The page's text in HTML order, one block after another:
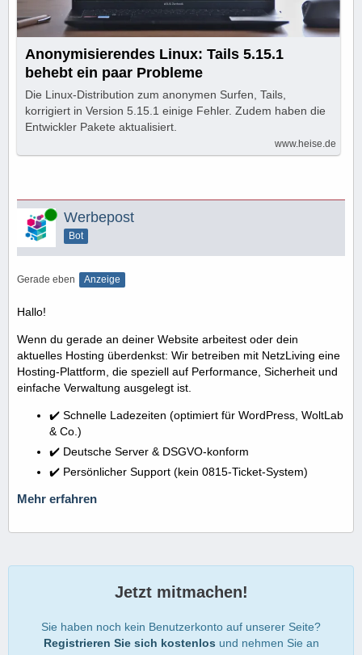
Anonymisierendes Linux: Tails 5.15.1
behebt ein paar Probleme
Die Linux-Distribution zum anonymen Surfen, Tails,
korrigiert in Version 5.15.1 einige Fehler. Zudem haben die
Entwickler Pakete aktualisiert.
www.heise.de
Online Werbepost
Bot
Gerade eben Anzeige
Hallo!
Wenn du gerade an deiner Website arbeitest oder dein
aktuelles Hosting überdenkst: Wir betreiben mit NetzLiving eine
Hosting-Plattform, die speziell auf Performance, Sicherheit und
einfache Verwaltung ausgelegt ist.
✔️ Schnelle Ladezeiten (optimiert für WordPress, WoltLab
& Co.)
✔️ Deutsche Server & DSGVO-konform
✔️ Persönlicher Support (kein 0815-Ticket-System)
Mehr erfahren
Jetzt mitmachen!
Sie haben noch kein Benutzerkonto auf unserer Seite?
Registrieren Sie sich kostenlos und nehmen Sie an